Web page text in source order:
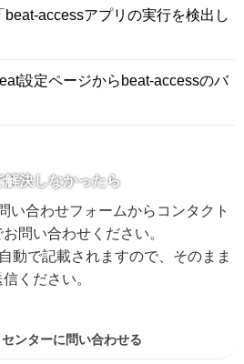
beat-accessアプリの実行を検出し
設定ページからbeat-accessのバ
解決しなかったら
い合わせフォームからコンタクト
問い合わせください。
動で記載されますので、そのまま
信ください。
ンターに問い合わせる